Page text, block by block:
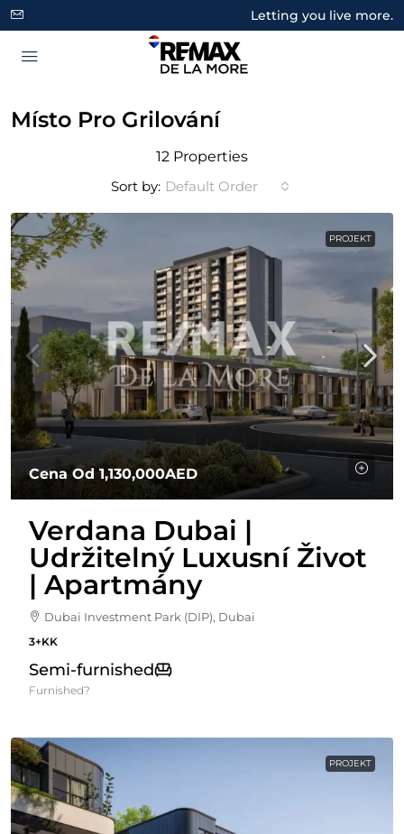
Letting you live more.
Místo Pro Grilování
12 Properties
Sort by: Default Order
PROJEKT
Cena Od1,130,000AED
Verdana Dubai |
Udržitelný Luxusní Život
| Apartmány
Dubai Investment Park (DIP), Dubai
3+KK
Semi-furnished
Furnished?
PROJEKT